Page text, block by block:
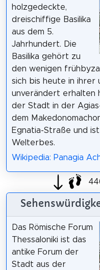
holzgedeckte,
dreischiffige Basilika
aus dem 5.
Jahrhundert. Die
Basilika gehört zu
den wenigen
sich bis heute in ihrer
unverändert erhalten
der Stadt in der
dem
Egnatia-Straße und
Welterbes.
Wikipedia: Panagia
Das Römische Forum
Thessaloniki ist das
antike Forum der
Stadt aus der